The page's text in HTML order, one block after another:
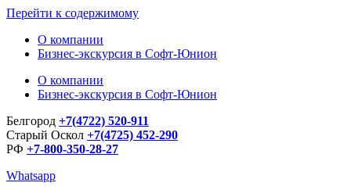
Перейти к содержимому
О компании
Бизнес-экскурсия в Софт-Юнион
О компании
Бизнес-экскурсия в Софт-Юнион
Белгород +7(4722) 520-911
Старый Оскол +7(4725) 452-290
РФ +7-800-350-28-27
Whatsapp